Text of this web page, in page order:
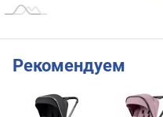
Рекомендуем